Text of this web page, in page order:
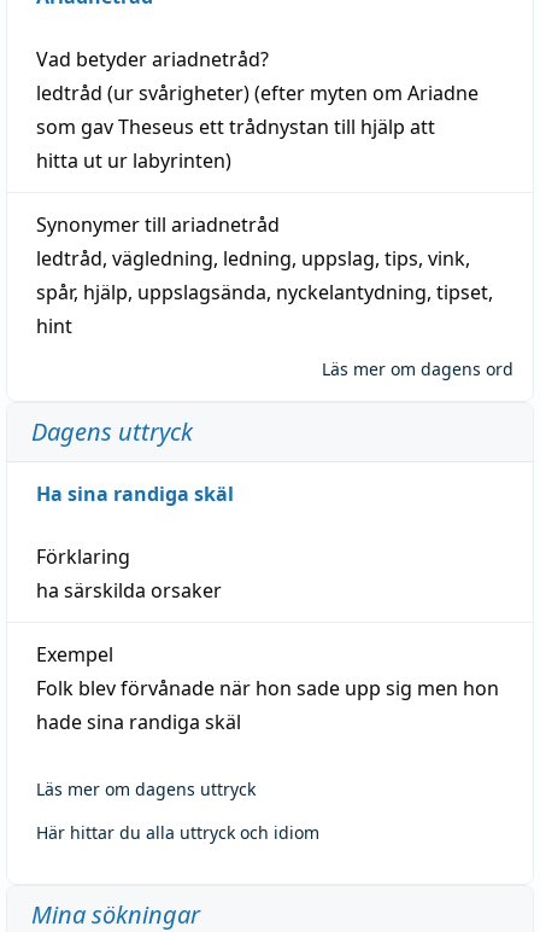
Vad betyderariadnetråd?
ledtråd (ur svårigheter) (efter myten om Ariadne
som gav Theseus ett trådnystan till hjälp att
hitta ut ur labyrinten)
Synonymer till ariadnetråd
ledtråd, vägledning, ledning, uppslag, tips, vink,
spår, hjälp, uppslagsända, nyckelantydning, tipset,
hint
Läs mer om dagens ord
Dagens uttryck
Ha sina randiga skäl
Förklaring
ha särskilda orsaker
Exempel
Folk blev förvånade när hon sade upp sig men hon
hade sina randiga skäl
Läs mer om dagens uttryck
Här hittar du alla uttryck och idiom
Mina sökningar